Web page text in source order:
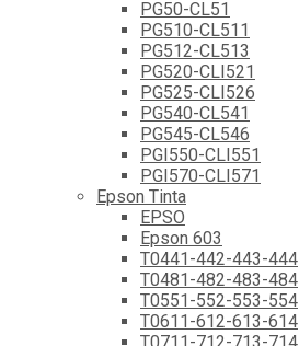
PG50-CL51
PG510-CL511
PG512-CL513
PG520-CLI521
PG525-CLI526
PG540-CL541
PG545-CL546
PGI550-CLI551
PGI570-CLI571
Epson Tinta
EPSO
Epson 603
T0441-442-443-444
T0481-482-483-484
T0551-552-553-554
T0611-612-613-614